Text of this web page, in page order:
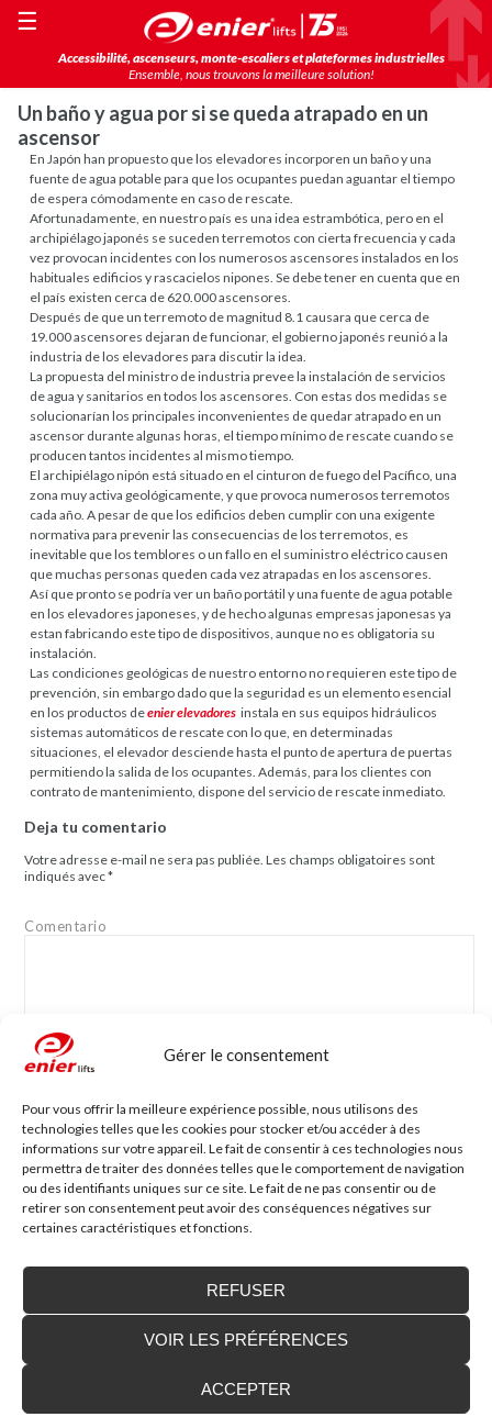
Gérer le consentement
Pour vous offrir la meilleure expérience possible, nous utilisons des
technologies telles que les cookies pour stocker et/ou accéder à des
informations sur votre appareil. Le fait de consentir à ces technologies nous
permettra de traiter des données telles que le comportement de navigation
ou des identifiants uniques sur ce site. Le fait de ne pas consentir ou de
retirer son consentement peut avoir des conséquences négatives sur
certaines caractéristiques et fonctions.
ACCEPTER
REFUSER
VOIR LES PRÉFÉRENCES
Accessibilité, ascenseurs, monte-escaliers et plateformes industrielles
Ensemble, nous trouvons la meilleure solution!
☰
Un baño y agua por si se queda atrapado en un
ascensor
En Japón han propuesto que los elevadores incorporen un baño y una
fuente de agua potable para que los ocupantes puedan aguantar el tiempo
de espera cómodamente en caso de rescate.
Afortunadamente, en nuestro país es una idea estrambótica, pero en el
archipiélago japonés se suceden terremotos con cierta frecuencia y cada
vez provocan incidentes con los numerosos ascensores instalados en los
habituales edificios y rascacielos nipones. Se debe tener en cuenta que en
el país existen cerca de 620.000 ascensores.
Después de que un terremoto de magnitud 8.1 causara que cerca de
19.000 ascensores dejaran de funcionar, el gobierno japonés reunió a la
industria de los elevadores para discutir la idea.
La propuesta del ministro de industria prevee la instalación de servicios
de agua y sanitarios en todos los ascensores. Con estas dos medidas se
solucionarían los principales inconvenientes de quedar atrapado en un
ascensor durante algunas horas, el tiempo mínimo de rescate cuando se
producen tantos incidentes al mismo tiempo.
El archipiélago nipón está situado en el cinturon de fuego del Pacífico, una
zona muy activa geológicamente, y que provoca numerosos terremotos
cada año. A pesar de que los edificios deben cumplir con una exigente
normativa para prevenir las consecuencias de los terremotos, es
inevitable que los temblores o un fallo en el suministro eléctrico causen
que muchas personas queden cada vez atrapadas en los ascensores.
Así que pronto se podría ver un baño portátil y una fuente de agua potable
en los elevadores japoneses, y de hecho algunas empresas japonesas ya
estan fabricando este tipo de dispositivos, aunque no es obligatoria su
instalación.
Las condiciones geológicas de nuestro entorno no requieren este tipo de
prevención, sin embargo dado que la seguridad es un elemento esencial
en los productos deenier elevadores instala en sus equipos hidráulicos
sistemas automáticos de rescate con lo que, en determinadas
situaciones, el elevador desciende hasta el punto de apertura de puertas
permitiendo la salida de los ocupantes. Además, para los clientes con
contrato de mantenimiento, dispone del servicio de rescate inmediato.
Deja tu comentario
Votre adresse e-mail ne sera pas publiée. Les champs obligatoires sont
indiqués avec*
Comentario
Site web
Accessibilité Blog